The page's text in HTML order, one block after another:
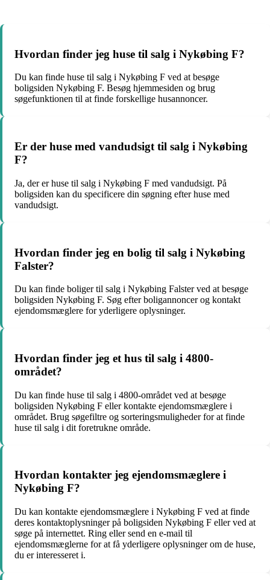
Hvordan finder jeg huse til salg i Nykøbing F?
Du kan finde huse til salg i Nykøbing F ved at besøge
boligsiden Nykøbing F. Besøg hjemmesiden og brug
søgefunktionen til at finde forskellige husannoncer.
Er der huse med vandudsigt til salg i Nykøbing
F?
Ja, der er huse til salg i Nykøbing F med vandudsigt. På
boligsiden kan du specificere din søgning efter huse med
vandudsigt.
Hvordan finder jeg en bolig til salg i Nykøbing
Falster?
Du kan finde boliger til salg i Nykøbing Falster ved at besøge
boligsiden Nykøbing F. Søg efter boligannoncer og kontakt
ejendomsmæglere for yderligere oplysninger.
Hvordan finder jeg et hus til salg i 4800-
området?
Du kan finde huse til salg i 4800-området ved at besøge
boligsiden Nykøbing F eller kontakte ejendomsmæglere i
området. Brug søgefiltre og sorteringsmuligheder for at finde
huse til salg i dit foretrukne område.
Hvordan kontakter jeg ejendomsmæglere i
Nykøbing F?
Du kan kontakte ejendomsmæglere i Nykøbing F ved at finde
deres kontaktoplysninger på boligsiden Nykøbing F eller ved at
søge på internettet. Ring eller send en e-mail til
ejendomsmæglerne for at få yderligere oplysninger om de huse,
du er interesseret i.